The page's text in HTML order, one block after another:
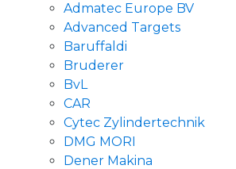
Admatec Europe BV
Advanced Targets
Baruffaldi
Bruderer
BvL
CAR
Cytec Zylindertechnik
DMG MORI
Dener Makina